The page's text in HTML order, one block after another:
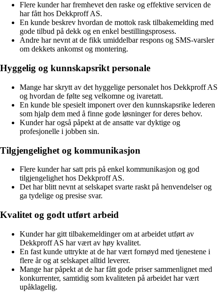
Flere kunder har fremhevet den raske og effektive servicen de
har fått hos Dekkproff AS.
En kunde beskrev hvordan de mottok rask tilbakemelding med
gode tilbud på dekk og en enkel bestillingsprosess.
Andre har nevnt at de fikk umiddelbar respons og SMS-varsler
om dekkets ankomst og montering.
Hyggelig og kunnskapsrikt personale
Mange har skrytt av det hyggelige personalet hos Dekkproff AS
og hvordan de følte seg velkomne og ivaretatt.
En kunde ble spesielt imponert over den kunnskapsrike lederen
som hjalp dem med å finne gode løsninger for deres behov.
Kunder har også påpekt at de ansatte var dyktige og
profesjonelle i jobben sin.
Tilgjengelighet og kommunikasjon
Flere kunder har satt pris på enkel kommunikasjon og god
tilgjengelighet hos Dekkproff AS.
Det har blitt nevnt at selskapet svarte raskt på henvendelser og
ga tydelige og presise svar.
Kvalitet og godt utført arbeid
Kunder har gitt tilbakemeldinger om at arbeidet utført av
Dekkproff AS har vært av høy kvalitet.
En fast kunde uttrykte at de har vært fornøyd med tjenestene i
flere år og at selskapet alltid leverer.
Mange har påpekt at de har fått gode priser sammenlignet med
konkurrenter, samtidig som kvaliteten på arbeidet har vært
upåklagelig.